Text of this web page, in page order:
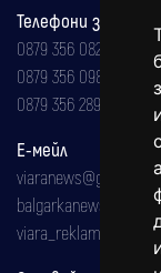
Телефони за
0879 356 082
0879 356 098
0879 356 289
Е-мейл
viaranews@gmail.com